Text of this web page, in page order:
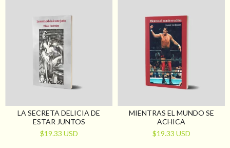
LA SECRETA DELICIA DE
ESTAR JUNTOS
$19.33 USD
MIENTRAS EL MUNDO SE
ACHICA
$19.33 USD